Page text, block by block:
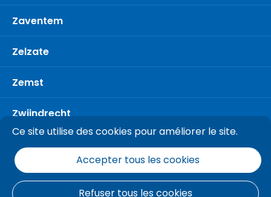
Zaventem
Zelzate
Zemst
Zwijndrecht
Ce site utilise des cookies pour améliorer le site.
Refuser tous les cookies
Accepter tous les cookies